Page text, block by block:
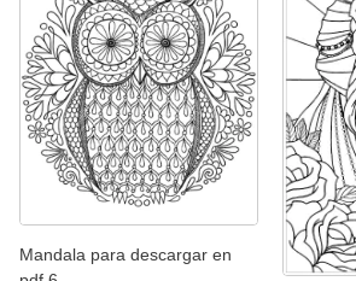
Mandala para descargar en